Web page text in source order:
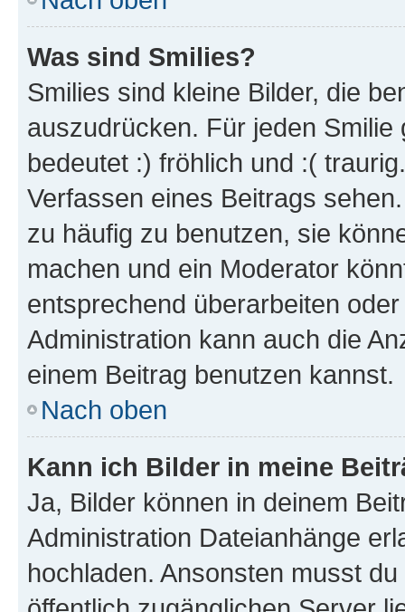
Was sind Smilies?
Smilies sind kleine Bilder, die
auszudrücken. Für jeden
bedeutet :) fröhlich und :(
Verfassen eines Beitrags
zu häufig zu benutzen, sie
machen und ein Moderator
entsprechend überarbeiten
Administration kann auch die
einem Beitrag benutzen kannst.
Nach oben
Kann ich Bilder in meine
Ja, Bilder können in deinem
Administration Dateianhänge
hochladen. Ansonsten musst